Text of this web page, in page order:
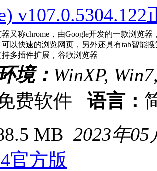
v107.0.5304.122
又称chrome，由Google开发的一款浏览
以快速的浏览网页，另外还具有tab智能
多插件扩展，谷歌浏览器
境： WinXP,
费软件 语言：
MB 2023年05
官方版